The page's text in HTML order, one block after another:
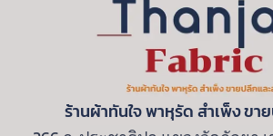
ร้านผ้าทันใจ พาหุรัด สําเพ็ง ขา